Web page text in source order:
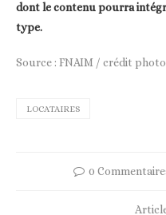
dont le contenu pourra
type.
Source : FNAIM / crédit photo
LOCATAIRES
0